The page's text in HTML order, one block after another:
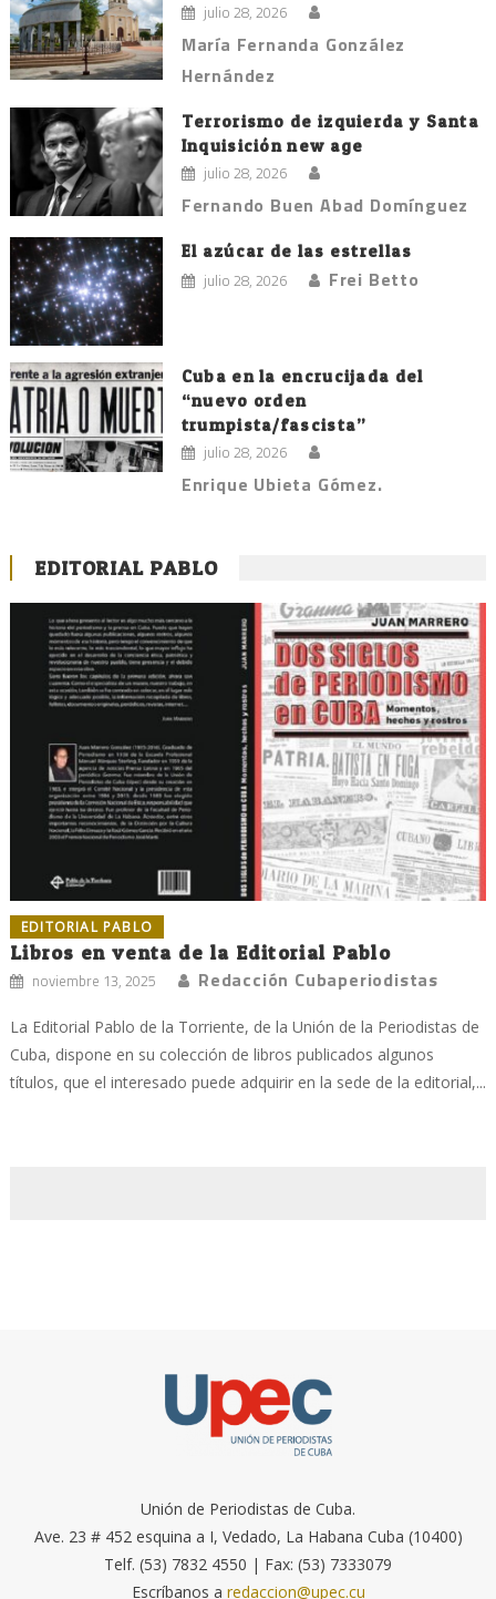
julio 28, 2026
María Fernanda González
Hernández
Terrorismo de izquierda y Santa
Inquisición new age
julio 28, 2026
Fernando Buen Abad Domínguez
El azúcar de las estrellas
julio 28, 2026 Frei Betto
Cuba en la encrucijada del
“nuevo orden
trumpista/fascista”
julio 28, 2026
Enrique Ubieta Gómez.
EDITORIAL PABLO
EDITORIAL PABLO
Libros en venta de la Editorial Pablo
noviembre 13, 2025 Redacción Cubaperiodistas
La Editorial Pablo de la Torriente, de la Unión de la Periodistas de
Cuba, dispone en su colección de libros publicados algunos
títulos, que el interesado puede adquirir en la sede de la editorial,...
Unión de Periodistas de Cuba.
Ave. 23 # 452 esquina a I, Vedado, La Habana Cuba (10400)
Telf. (53) 7832 4550 | Fax: (53) 7333079
Escríbanos a redaccion@upec.cu